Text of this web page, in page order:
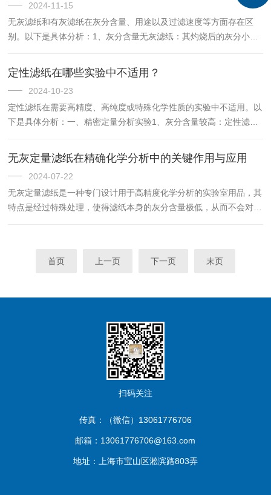
2024-11-15
无灰滤纸和有灰滤纸在灰分含量、用途以及过滤速度等方面存在区
别。以下是具体分析：1、灰分含量无灰滤纸：其灼烧后的灰分小于
常低于0.01%。有灰滤纸：其灼烧后的灰分含量较高，一般...
定性滤纸在哪些实验中不适用？
2024-10-23
定性滤纸在需要高精度、高纯度或特殊化学性质的实验中不适用。以
下是具体分析：一、精密定量分析实验1、灰分含量较高：定性滤纸
精密定量分析的结果，导致测量误差增大。2、影响结果准确性...
无灰定量滤纸在精确化学分析中的关键作用与应用
2024-07-22
无灰定量滤纸是一种专门设计用于高精度化学分析的实验室用品，其
特点是经过特殊处理，使得滤纸本身的灰分含量极低，从而不会对分
首页
上一页 下一页 末页
扫码关注
传真：（微信）13061776706
邮箱：13061776706@163.com
地址：上海市宝山区淞滨路803弄